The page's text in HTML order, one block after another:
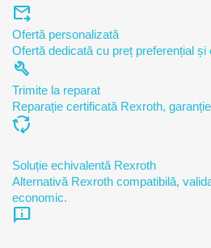
forward_to_inbox
Ofertă personalizată
Ofertă dedicată cu preț preferențial
build
Trimite la reparat
Reparație certificată Rexroth,
cycle
Soluție echivalentă Rexroth
Alternativă Rexroth compatibilă,
economic.
chat_info